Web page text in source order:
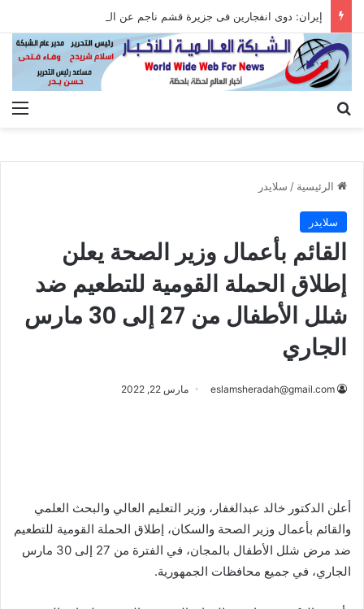
الرئيسية / سلايدر
سلايدر
القائم بأعمال وزير الصحة يعلن
إطلاق الحملة القومية للتطعيم ضد
شلل الأطفال من 27 إلى 30 مارس
الجاري
eslamsheradah@gmail.com مارس 22, 2022
أعلن الدكتور خالد عبدالغفار، وزير التعليم العالي والبحث العلمي
والقائم بأعمال وزير الصحة والسكان، إطلاق الحملة القومية للتطعيم
ضد مرض شلل الأطفال بالمجان، في الفترة من 27 إلى 30 مارس
الجاري، في جميع محافظات الجمهورية.